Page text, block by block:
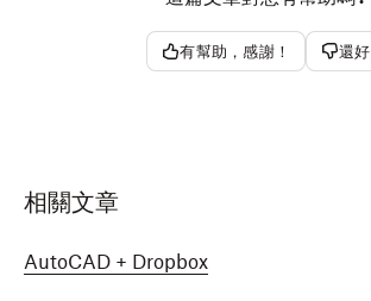
有幫助，感謝！ 還好
相關文章
AutoCAD + Dropbox